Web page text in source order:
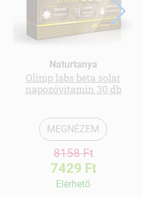
Naturtanya
Olimp labs beta solar
napozóvitamin 30 db
MEGNÉZEM
8158 Ft
7429 Ft
Elérhetõ